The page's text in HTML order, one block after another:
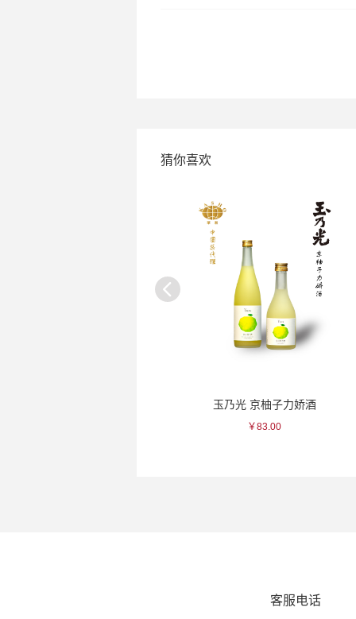
猜你喜欢
玉乃光 京柚子力娇酒
￥83.00
客服电话